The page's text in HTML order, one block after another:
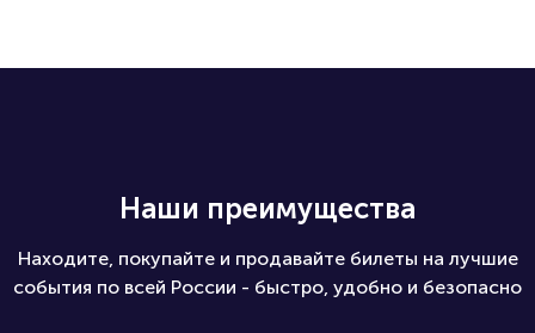
Наши преимущества
Находите, покупайте и продавайте билеты на лучшие
события по всей России - быстро, удобно и безопасно